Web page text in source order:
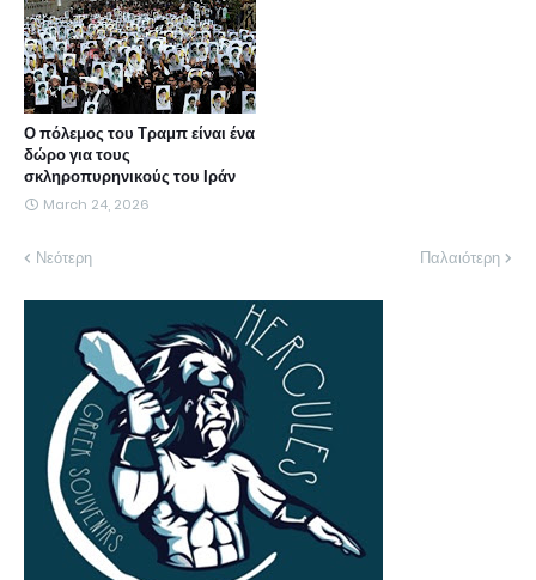
Ο πόλεμος του Τραμπ είναι ένα
δώρο για τους
σκληροπυρηνικούς του Ιράν
March 24, 2026
Νεότερη Παλαιότερη